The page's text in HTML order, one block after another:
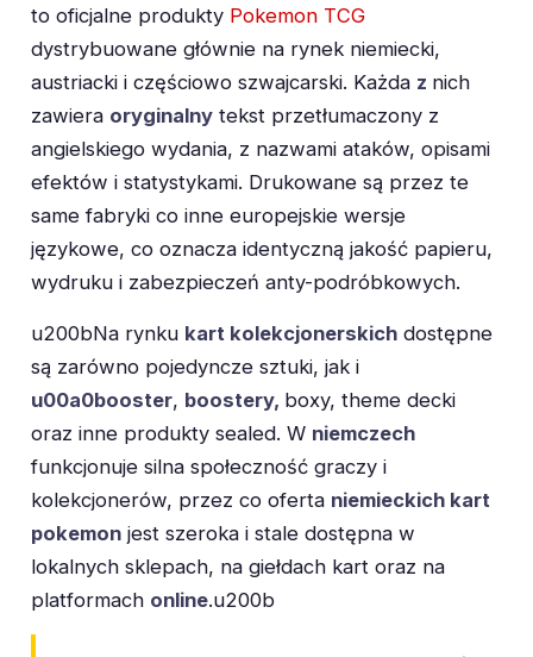
to oficjalne produkty Pokemon TCG
dystrybuowane głównie na rynek niemiecki,
austriacki i częściowo szwajcarski. Każda z nich
zawiera oryginalny tekst przetłumaczony z
angielskiego wydania, z nazwami ataków, opisami
efektów i statystykami. Drukowane są przez te
same fabryki co inne europejskie wersje
językowe, co oznacza identyczną jakość papieru,
wydruku i zabezpieczeń anty-podróbkowych.
u200bNa rynku kart kolekcjonerskich dostępne
są zarówno pojedyncze sztuki, jak i
u00a0booster, boostery, boxy, theme decki
oraz inne produkty sealed. W niemczech
funkcjonuje silna społeczność graczy i
kolekcjonerów, przez co oferta niemieckich kart
pokemon jest szeroka i stale dostępna w
lokalnych sklepach, na giełdach kart oraz na
platformach online.u200b